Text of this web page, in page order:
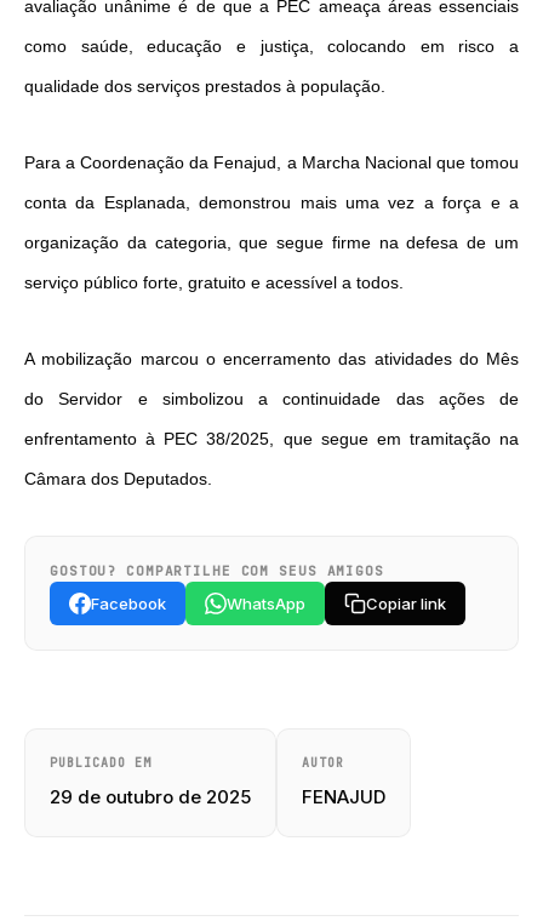
avaliação unânime é de que a PEC ameaça áreas essenciais
como saúde, educação e justiça, colocando em risco a
qualidade dos serviços prestados à população.
Para a Coordenação da Fenajud, a Marcha Nacional que tomou
conta da Esplanada, demonstrou mais uma vez a força e a
organização da categoria, que segue firme na defesa de um
serviço público forte, gratuito e acessível a todos.
A mobilização marcou o encerramento das atividades do Mês
do Servidor e simbolizou a continuidade das ações de
enfrentamento à PEC 38/2025, que segue em tramitação na
Câmara dos Deputados.
GOSTOU? COMPARTILHE COM SEUS AMIGOS
Facebook WhatsApp Copiar link
PUBLICADO EM
29 de outubro de 2025
AUTOR
FENAJUD